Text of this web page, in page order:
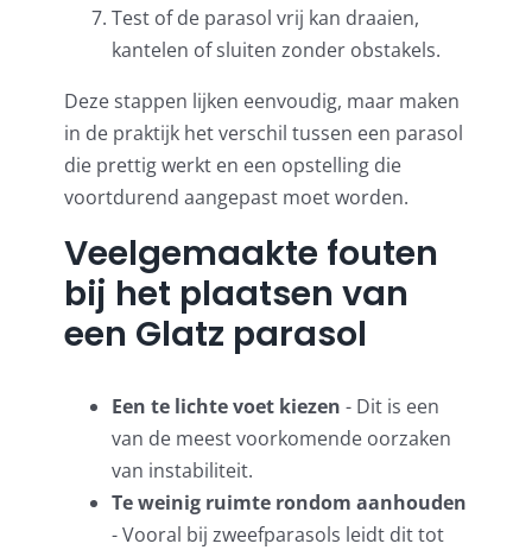
Test of de parasol vrij kan draaien,
kantelen of sluiten zonder obstakels.
Deze stappen lijken eenvoudig, maar maken
in de praktijk het verschil tussen een parasol
die prettig werkt en een opstelling die
voortdurend aangepast moet worden.
Veelgemaakte fouten
bij het plaatsen van
een Glatz parasol
Een te lichte voet kiezen - Dit is een
van de meest voorkomende oorzaken
van instabiliteit.
Te weinig ruimte rondom aanhouden
- Vooral bij zweefparasols leidt dit tot